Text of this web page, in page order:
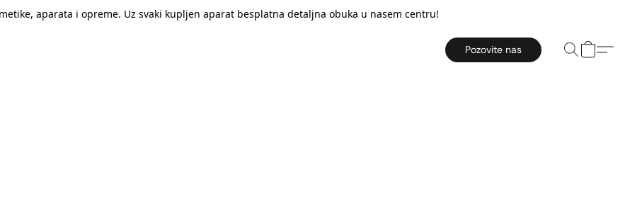
aparata i opreme. Uz svaki kupljen aparat besplatna detaljna obuka u nasem centru!
Pozovite nas